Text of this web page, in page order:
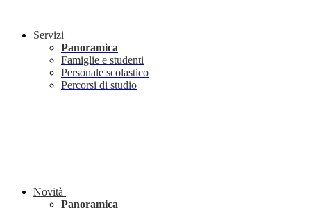
Servizi
Panoramica
Famiglie e studenti
Personale scolastico
Percorsi di studio
Novità
Panoramica